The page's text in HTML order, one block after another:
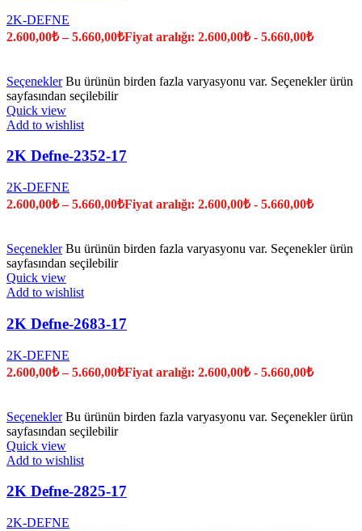
2K-DEFNE
2.600,00₺ –5.660,00₺Fiyat aralığı: 2.600,00₺ - 5.660,00₺
Seçenekler Bu ürünün birden fazla varyasyonu var. Seçenekler ürün
sayfasından seçilebilir
Quick view
Add to wishlist
2K Defne-2352-17
2K-DEFNE
2.600,00₺ –5.660,00₺Fiyat aralığı: 2.600,00₺ - 5.660,00₺
Seçenekler Bu ürünün birden fazla varyasyonu var. Seçenekler ürün
sayfasından seçilebilir
Quick view
Add to wishlist
2K Defne-2683-17
2K-DEFNE
2.600,00₺ –5.660,00₺Fiyat aralığı: 2.600,00₺ - 5.660,00₺
Seçenekler Bu ürünün birden fazla varyasyonu var. Seçenekler ürün
sayfasından seçilebilir
Quick view
Add to wishlist
2K Defne-2825-17
2K-DEFNE